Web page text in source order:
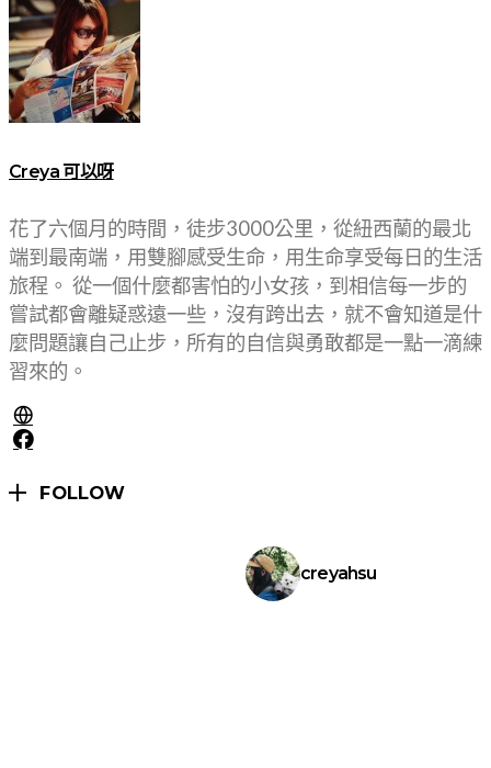
Creya 可以呀
花了六個月的時間，徒步3000公里，從紐西蘭的最北
端到最南端，用雙腳感受生命，用生命享受每日的生活
旅程。 從一個什麼都害怕的小女孩，到相信每一步的
嘗試都會離疑惑遠一些，沒有跨出去，就不會知道是什
麼問題讓自己止步，所有的自信與勇敢都是一點一滴練
習來的。
FOLLOW
creyahsu